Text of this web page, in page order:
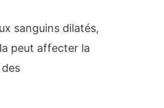
sanguins dilatés,
peut affecter la